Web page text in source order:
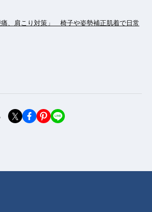
、肩こり対策」 椅子や姿勢補正肌着で日常